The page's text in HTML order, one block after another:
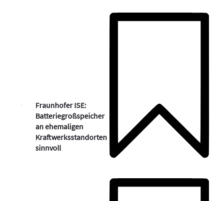
Fraunhofer ISE:
Batteriegroßspeicher
an ehemaligen
Kraftwerksstandorten
sinnvoll